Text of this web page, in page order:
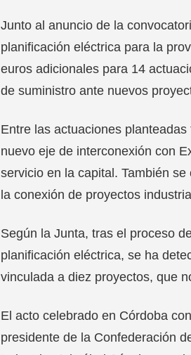
Junto al anuncio de la
planificación eléctrica para la
euros adicionales para 14
de suministro ante nuevos
Entre las actuaciones
nuevo eje de interconexión con
servicio en la capital. También
la conexión de proyectos
Según la Junta, tras el proceso
planificación eléctrica, se ha
vinculada a diez proyectos, que
El acto celebrado en Córdoba
presidente de la Confederación